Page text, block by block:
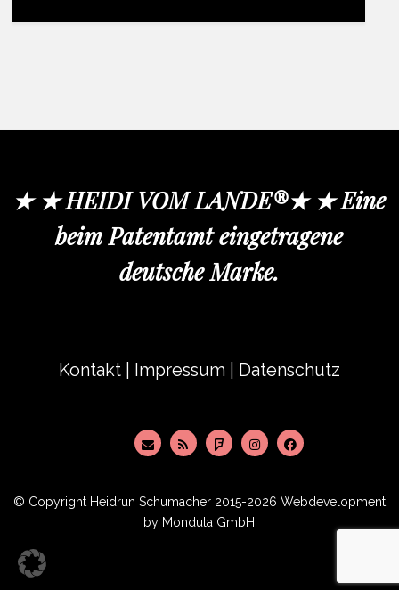
★ ★ HEIDI VOM LANDE®★ ★ Eine
beim Patentamt eingetragene
deutsche Marke.
Kontakt Impressum Datenschutz
© Copyright Heidrun Schumacher 2015-2026 Webdevelopment
by Mondula GmbH